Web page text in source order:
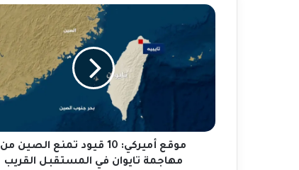
أكبر هجوم لحزب الله على شمالي إسرائيل
منذ بدء حرب غزة
مصرع 49 شخصاً وإصابة العشرات إثر حريق
بسكن عمالي في الكويت والسفير الهندي
يتفقد المصابين
موقع
أميركي:
قيود
تايوان
المستقبل
موقع أميركي: 10 قيود تمنع الصين من
مهاجمة تايوان في المستقبل القريب